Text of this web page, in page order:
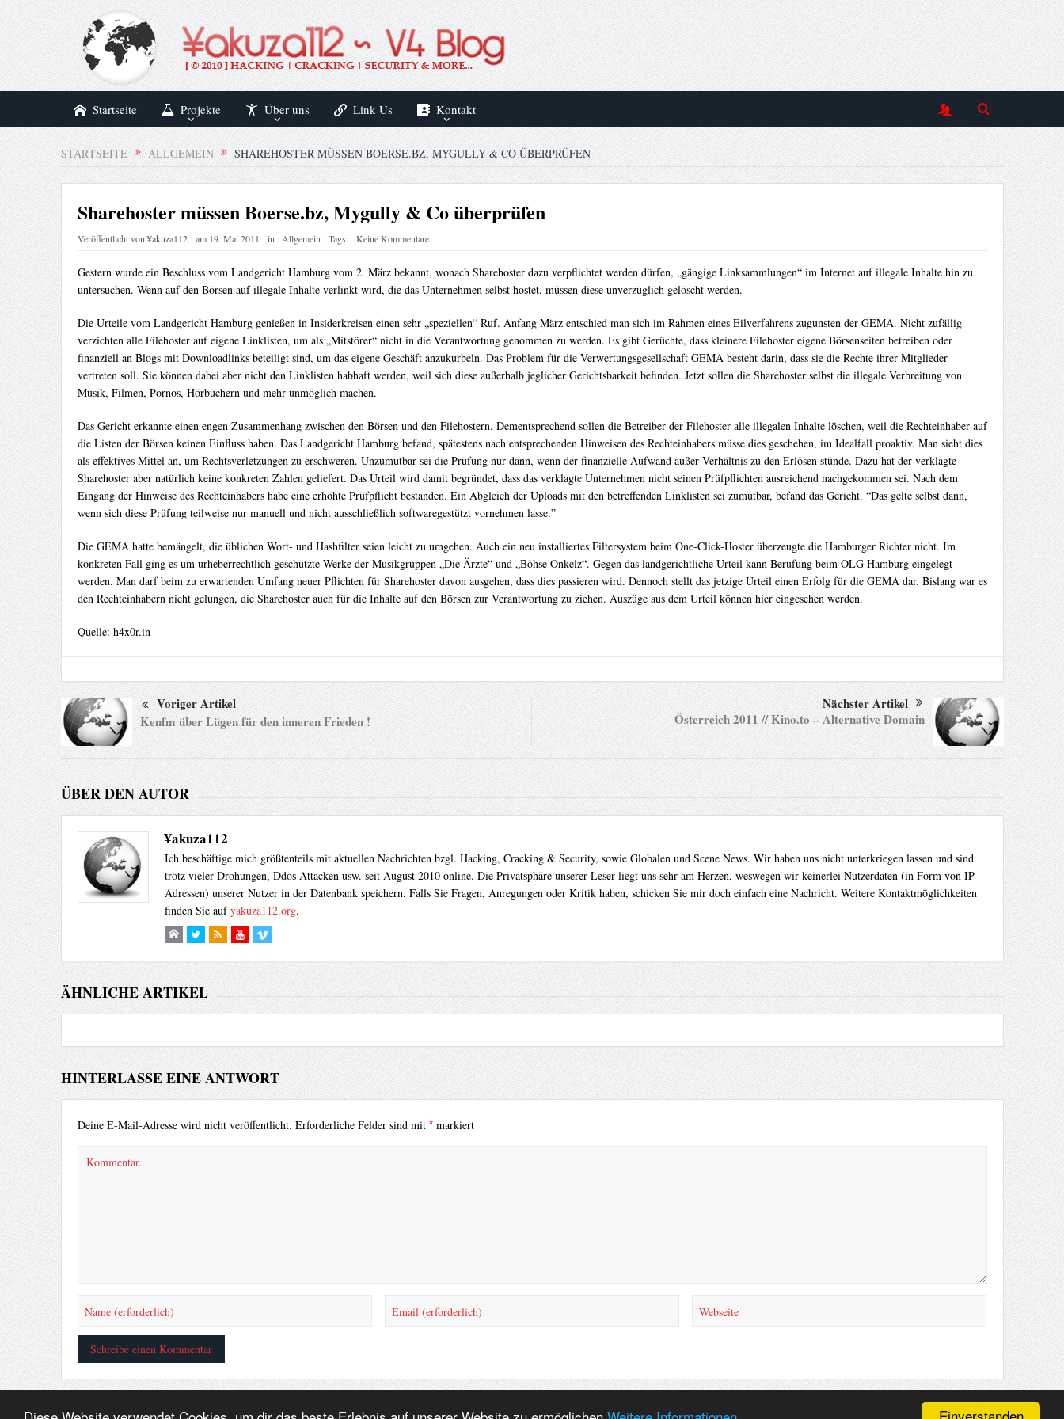
Startseite Projekte Über uns Link Us Kontakt
STARTSEITE ALLGEMEIN SHAREHOSTER MÜSSEN BOERSE.BZ, MYGULLY & CO ÜBERPRÜFEN
Sharehoster müssen Boerse.bz, Mygully & Co überprüfen
Veröffentlicht von¥akuza112 am 19. Mai 2011 in :Allgemein Tags: Keine Kommentare
Gestern wurde ein Beschluss vom Landgericht Hamburg vom 2. März bekannt, wonach Sharehoster dazu verpflichtet werden dürfen, „gängige Linksammlungen“ im Internet auf illegale Inhalte hin zu
untersuchen. Wenn auf den Börsen auf illegale Inhalte verlinkt wird, die das Unternehmen selbst hostet, müssen diese unverzüglich gelöscht werden.
Die Urteile vom Landgericht Hamburg genießen in Insiderkreisen einen sehr „speziellen“ Ruf. Anfang März entschied man sich im Rahmen eines Eilverfahrens zugunsten der GEMA. Nicht zufällig
verzichten alle Filehoster auf eigene Linklisten, um als „Mitstörer“ nicht in die Verantwortung genommen zu werden. Es gibt Gerüchte, dass kleinere Filehoster eigene Börsenseiten betreiben oder
finanziell an Blogs mit Downloadlinks beteiligt sind, um das eigene Geschäft anzukurbeln. Das Problem für die Verwertungsgesellschaft GEMA besteht darin, dass sie die Rechte ihrer Mitglieder
vertreten soll. Sie können dabei aber nicht den Linklisten habhaft werden, weil sich diese außerhalb jeglicher Gerichtsbarkeit befinden. Jetzt sollen die Sharehoster selbst die illegale Verbreitung von
Musik, Filmen, Pornos, Hörbüchern und mehr unmöglich machen.
Das Gericht erkannte einen engen Zusammenhang zwischen den Börsen und den Filehostern. Dementsprechend sollen die Betreiber der Filehoster alle illegalen Inhalte löschen, weil die Rechteinhaber auf
die Listen der Börsen keinen Einfluss haben. Das Landgericht Hamburg befand, spätestens nach entsprechenden Hinweisen des Rechteinhabers müsse dies geschehen, im Idealfall proaktiv. Man sieht dies
als effektives Mittel an, um Rechtsverletzungen zu erschweren. Unzumutbar sei die Prüfung nur dann, wenn der finanzielle Aufwand außer Verhältnis zu den Erlösen stünde. Dazu hat der verklagte
Sharehoster aber natürlich keine konkreten Zahlen geliefert. Das Urteil wird damit begründet, dass das verklagte Unternehmen nicht seinen Prüfpflichten ausreichend nachgekommen sei. Nach dem
Eingang der Hinweise des Rechteinhabers habe eine erhöhte Prüfpflicht bestanden. Ein Abgleich der Uploads mit den betreffenden Linklisten sei zumutbar, befand das Gericht. “Das gelte selbst dann,
wenn sich diese Prüfung teilweise nur manuell und nicht ausschließlich softwaregestützt vornehmen lasse.”
Die GEMA hatte bemängelt, die üblichen Wort- und Hashfilter seien leicht zu umgehen. Auch ein neu installiertes Filtersystem beim One-Click-Hoster überzeugte die Hamburger Richter nicht. Im
konkreten Fall ging es um urheberrechtlich geschützte Werke der Musikgruppen „Die Ärzte“ und „Böhse Onkelz“. Gegen das landgerichtliche Urteil kann Berufung beim OLG Hamburg eingelegt
werden. Man darf beim zu erwartenden Umfang neuer Pflichten für Sharehoster davon ausgehen, dass dies passieren wird. Dennoch stellt das jetzige Urteil einen Erfolg für die GEMA dar. Bislang war es
den Rechteinhabern nicht gelungen, die Sharehoster auch für die Inhalte auf den Börsen zur Verantwortung zu ziehen. Auszüge aus dem Urteil können hier eingesehen werden.
Quelle: h4x0r.in
Voriger Artikel
Kenfm über Lügen für den inneren Frieden !
Nächster Artikel
Österreich 2011 // Kino.to – Alternative Domain
ÜBER DEN AUTOR
¥akuza112
Ich beschäftige mich größtenteils mit aktuellen Nachrichten bzgl. Hacking, Cracking & Security, sowie Globalen und Scene News. Wir haben uns nicht unterkriegen lassen und sind
trotz vieler Drohungen, Ddos Attacken usw. seit August 2010 online. Die Privatsphäre unserer Leser liegt uns sehr am Herzen, weswegen wir keinerlei Nutzerdaten (in Form von IP
Adressen) unserer Nutzer in der Datenbank speichern. Falls Sie Fragen, Anregungen oder Kritik haben, schicken Sie mir doch einfach eine Nachricht. Weitere Kontaktmöglichkeiten
finden Sie aufyakuza112.org.
ÄHNLICHE ARTIKEL
HINTERLASSE EINE ANTWORT
Deine E-Mail-Adresse wird nicht veröffentlicht. Erforderliche Felder sind mit *markiert
© ¥akuza112 Inc. 2010 - All rights reserved.